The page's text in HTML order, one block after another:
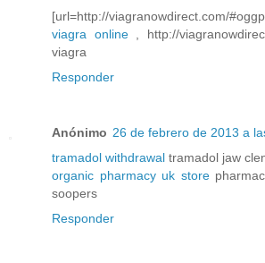
[url=http://viagranowdirect.com/
viagra online, http://
viagra
Responder
Anónimo 26 de febrero de 2013 a
tramadol withdrawal tramadol jaw
organic pharmacy uk store
soopers
Responder